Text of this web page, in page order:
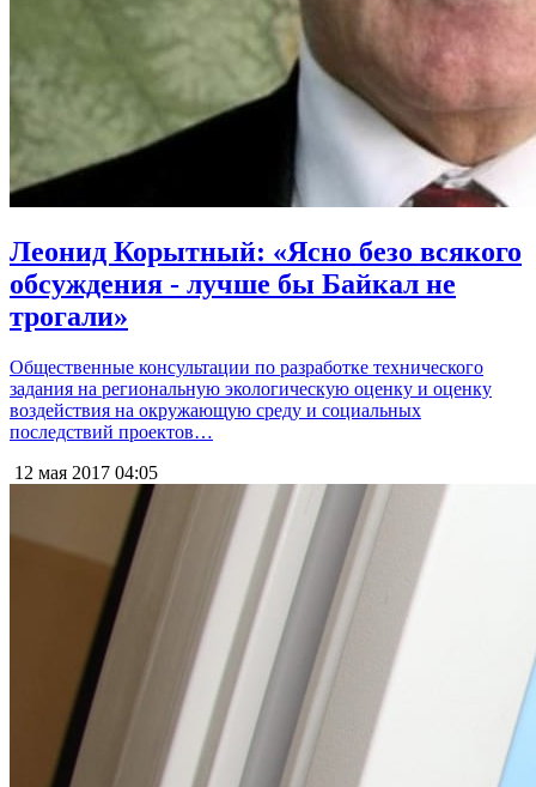
Леонид Корытный: «Ясно безо всякого
обсуждения - лучше бы Байкал не
трогали»
Общественные консультации по разработке технического
задания на региональную экологическую оценку и оценку
воздействия на окружающую среду и социальных
последствий проектов…
12 мая 2017 04:05